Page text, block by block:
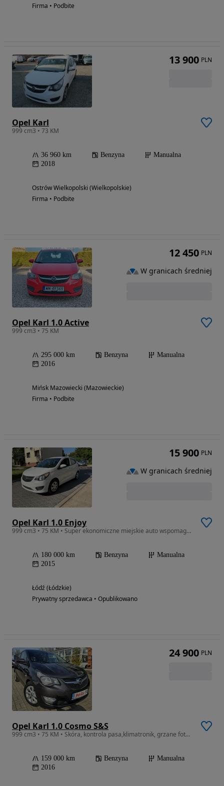
Firma • Podbite
Opel Karl
999 cm3 • 73 KM
36 960 km Benzyna
Manualna
2018
Ostrów Wielkopolski (Wielkopolskie)
Firma • Podbite
13 900 PLN
Opel Karl 1.0 Active
999 cm3 • 75 KM
295 000 km Benzyna
Manualna
2016
Mińsk Mazowiecki (Mazowieckie)
Firma • Podbite
12 450 PLN
W granicach średniej
Opel Karl 1.0 Enjoy
999 cm3 • 75 KM • Super ekonomiczne miejskie auto wspomaganie City!
180 000 km Benzyna
Manualna
2015
Łódź (Łódzkie)
Prywatny sprzedawca • Opublikowano
15 900 PLN
W granicach średniej
Opel Karl 1.0 Cosmo S&S
999 cm3 • 75 KM • Skóra, kontrola pasa,klimatronik, grzane fotele,alufelgi
159 000 km Benzyna
Manualna
2016
24 900 PLN